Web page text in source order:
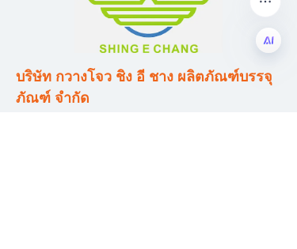
บริษัท กวางโจว ชิง อี ชาง ผลิตภัณฑ์บรรจุ
ภัณฑ์ จำกัด
TH